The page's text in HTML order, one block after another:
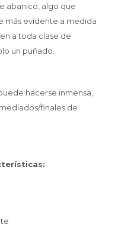
abanico, algo que
más evidente a medida
a toda clase de
un puñado.
hacerse inmensa,
finales de